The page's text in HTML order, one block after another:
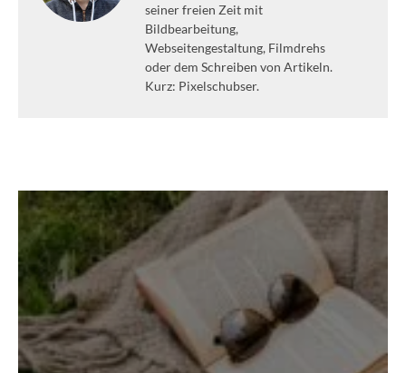
seiner freien Zeit mit
Bildbearbeitung,
Webseitengestaltung, Filmdrehs
oder dem Schreiben von Artikeln.
Kurz: Pixelschubser.